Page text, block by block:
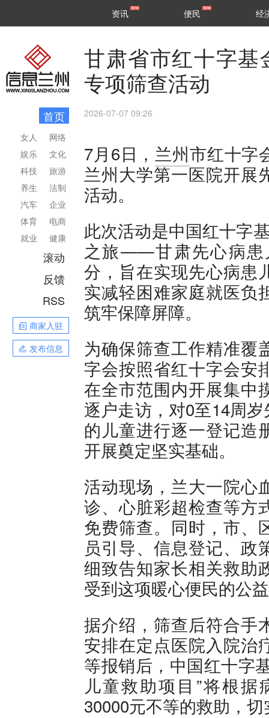
区县
资讯 便民 经
首页
网络
文化
旅游
法制
企业
电商
健康
女人
娱乐
科技
养生
汽车
体育
就业
滚动
反馈
RSS
商家入驻
发布信息
甘肃省市红十字
专项筛查活动
2026-07-07 09:26
7月6日， 兰州市红十字
兰州大学第一医院开展
活动。
此次活动是中国红十字
之旅——甘肃先心病患
分，旨在实现先心病患
实减轻困难家庭就医负
筑牢保障屏障。
为确保筛查工作精准覆
字会按照省红十字会安
在全市范围内开展集中
逐户走访，对0至14周
的儿童进行逐一登记造
开展奠定坚实基础。
活动现场，兰大一院心
诊、心脏彩超检查等方
免费筛查。同时，市、
员引导、信息登记、政
细致告知家长相关救助
受到这项暖心便民的公
据介绍，筛查后符合手
安排在定点医院入院治
等报销后，中国红十字
儿童救助项目”将根据
30000元不等的救助，